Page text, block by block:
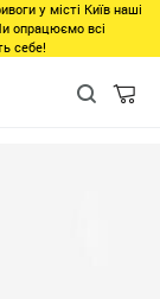
у місті Київ наші
опрацюємо всі
себе!
Походы - Треккинг